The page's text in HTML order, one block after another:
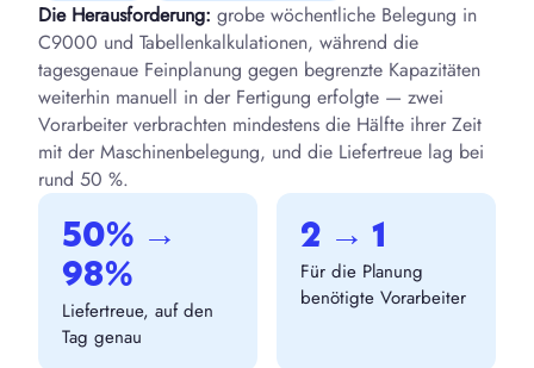
Die Herausforderung: grobe wöchentliche Belegung in
C9000 und Tabellenkalkulationen, während die
tagesgenaue Feinplanung gegen begrenzte Kapazitäten
weiterhin manuell in der Fertigung erfolgte — zwei
Vorarbeiter verbrachten mindestens die Hälfte ihrer Zeit
mit der Maschinenbelegung, und die Liefertreue lag bei
rund 50 %.
50% →
98%
Liefertreue, auf den
Tag genau
2 → 1
Für die Planung
benötigte Vorarbeiter